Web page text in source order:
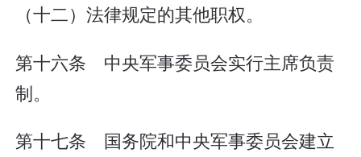
（十二）法律规定的其他职权。
第十六条 中央军事委员会实行主席负责
制。
第十七条 国务院和中央军事委员会建立